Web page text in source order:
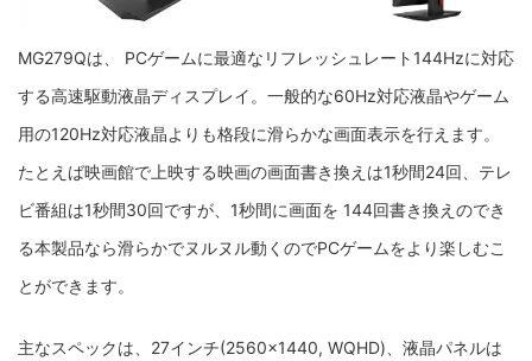
MG279Qは、 PCゲームに最適なリフレッシュレート144Hzに対応
する高速駆動液晶ディスプレイ。一般的な60Hz対応液晶やゲーム
用の120Hz対応液晶よりも格段に滑らかな画面表示を行えます。
たとえば映画館で上映する映画の画面書き換えは1秒間24回、テレ
ビ番組は1秒間30回ですが、1秒間に画面を 144回書き換えのでき
る本製品なら滑らかでヌルヌル動くのでPCゲームをより楽しむこ
とができます。
主なスペックは、27インチ(2560×1440, WQHD)、液晶パネルは